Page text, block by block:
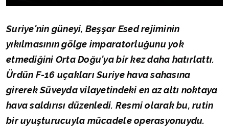
Suriye'nin güneyi, Beşşar Esed rejiminin
yıkılmasının gölge imparatorluğunu yok
etmediğini Orta Doğu'ya bir kez daha hatırlattı.
Ürdün F-16 uçakları Suriye hava sahasına
girerek Süveyda vilayetindeki en az altı noktaya
hava saldırısı düzenledi. Resmi olarak bu, rutin
bir uyuşturucuyla mücadele operasyonuydu.